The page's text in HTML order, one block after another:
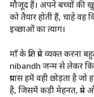
मौजूद हैं। अपने बच्चों की
को तैयार होती हैं, चाहे वह
इच्छाओं का त्याग।
माँ के प्रति प्रेम व्यक्त
nibandh जन्म से लेकर
प्रयास हमें वही छोड़ता है
है, जिसमें कड़ी मेहनत, प्रेम